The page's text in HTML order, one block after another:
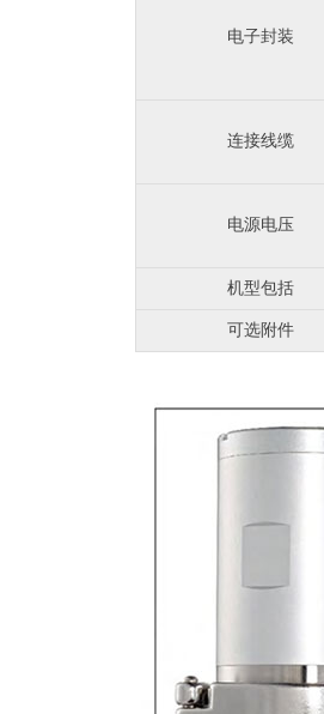
电子封装
连接线缆
电源电压
机型包括
可选附件